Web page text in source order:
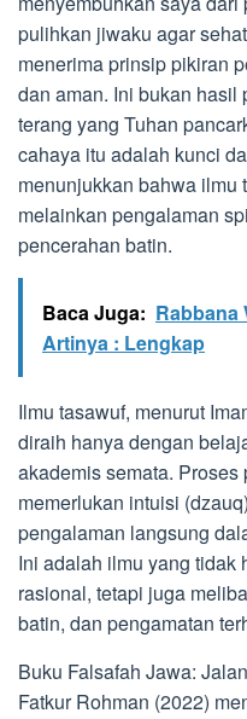
pulihkan jiwaku agar
menerima prinsip pikiran
dan aman. Ini bukan
terang yang Tuhan
cahaya itu adalah kunci
menunjukkan bahwa ilmu
melainkan pengalaman
pencerahan batin.
Baca Juga: Rabbana
Artinya : Lengkap
Ilmu tasawuf, menurut
diraih hanya dengan
akademis semata.
memerlukan intuisi
pengalaman langsung
Ini adalah ilmu yang tidak
rasional, tetapi juga
batin, dan pengamatan
Buku Falsafah Jawa:
Fatkur Rohman (2022)